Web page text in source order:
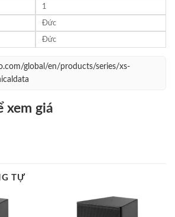
1
Đức
Đức
global/en/products/series/xs-
xem giá
TỰ